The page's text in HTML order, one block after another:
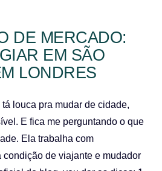
DE MERCADO:
EM SÃO
LONDRES
louca pra mudar de cidade,
E fica me perguntando o que
Ela trabalha com
de viajante e mudador